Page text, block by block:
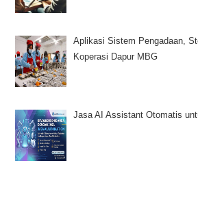
Aplikasi Sistem Pengadaan,
Koperasi Dapur MBG
Jasa AI Assistant Otomatis